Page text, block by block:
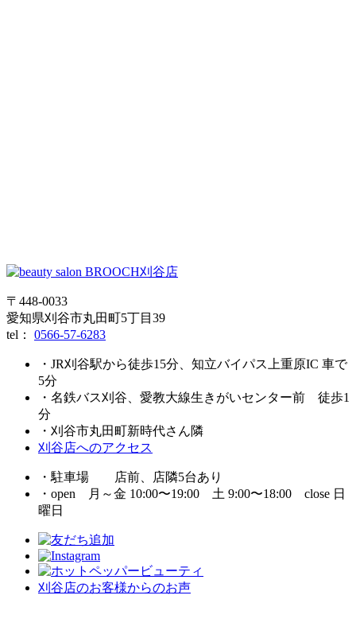
〒448-0033
愛知県刈谷市丸田町5丁目39
tel： 0566-57-6283
・JR刈谷駅から徒歩15分、知立バイパス上重原IC 車で
5分
・名鉄バス刈谷、愛教大線生きがいセンター前 徒歩1
分
・刈谷市丸田町新時代さん隣
刈谷店へのアクセス
・駐車場 店前、店隣5台あり
・open 月～金 10:00〜19:00 土 9:00〜18:00 close 日
曜日
刈谷店のお客様からのお声